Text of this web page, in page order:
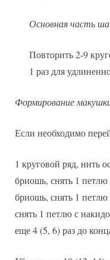
Основная часть
Повторить 2-9
1 раз для
Формирование
Если необходимо
1 круговой ряд, нить
бриошь, снять 1 петлю
бриошь, снять 1
снять 1 петлю с
еще 4 (5, 6) раз до